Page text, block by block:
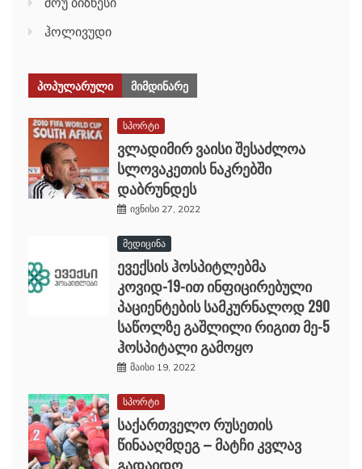
ჰოლივუდი
ᲞᲝᲞᲣᲚᲐᲠᲣᲚᲘ ᲛᲘᲛᲓᲘᲜᲐᲠᲔ
სპორტი
ვლადიმირ ვაისი შესაძლოა
სლოვაკეთის ნაკრებში
დაბრუნდეს
ივნისი 27, 2022
მედიცინა
ევექსის ჰოსპიტლებმა
კოვიდ-19-ით ინფიცირებული
პაციენტების სამკურნალოდ 290
საწოლზე გაშლილი რიგით მე-5
ჰოსპიტალი გამოყო
მაისი 19, 2022
სპორტი
საქართველო რუსეთის
წინააღმდეგ – მატჩი კვლავ
გადაიდო